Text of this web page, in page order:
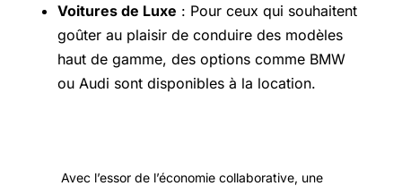
Voitures de Luxe : Pour ceux qui souhaitent
goûter au plaisir de conduire des modèles
haut de gamme, des options comme BMW
ou Audi sont disponibles à la location.
Avec l’essor de l’économie collaborative, une